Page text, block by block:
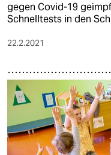
gegen Covid-19
Schnelltests in den
22.2.2021